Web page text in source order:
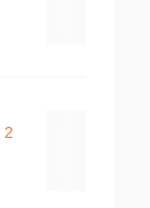
2